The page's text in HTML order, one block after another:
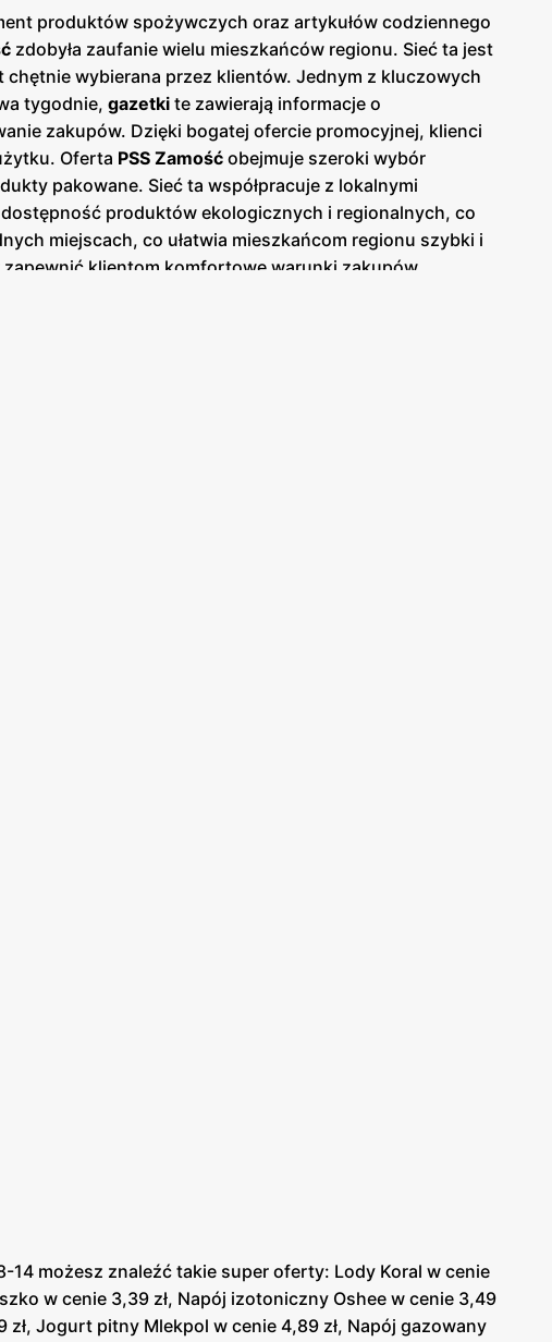
produktów spożywczych oraz artykułów codziennego
zdobyła zaufanie wielu mieszkańców regionu. Sieć ta jest
wybierana przez klientów. Jednym z kluczowych
tygodnie, gazetki te zawierają informacje o
zakupów. Dzięki bogatej ofercie promocyjnej, klienci
Oferta PSS Zamość obejmuje szeroki wybór
pakowane. Sieć ta współpracuje z lokalnymi
produktów ekologicznych i regionalnych, co
miejscach, co ułatwia mieszkańcom regionu szybki i
klientom komfortowe warunki zakupów.
są dobrze przeszkoleni i zawsze gotowi do pomocy,
i wprowadza ulepszenia, aby sprostać ich
możesz znaleźć takie super oferty: Lody Koral w cenie
w cenie 3,39 zł, Napój izotoniczny Oshee w cenie 3,49
zł, Jogurt pitny Mlekpol w cenie 4,89 zł, Napój gazowany